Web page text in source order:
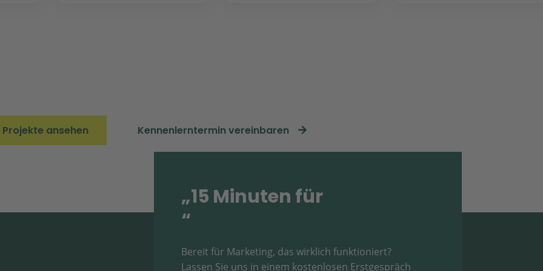
Projekte ansehen Kennenlerntermin vereinbaren
„15 Minuten für
“
Bereit für Marketing, das wirklich funktioniert?
Lassen Sie uns in einem kostenlosen Erstgespräch